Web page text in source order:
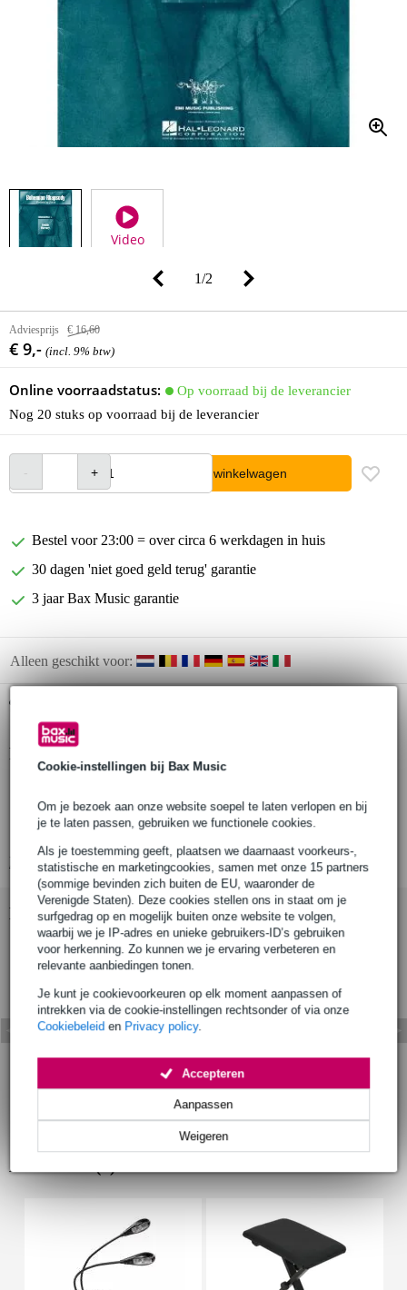
Cookie-instellingen bij Bax Music
Om je bezoek aan onze website soepel te laten verlopen en bij
je te laten passen, gebruiken we functionele cookies.
Als je toestemming geeft, plaatsen we daarnaast voorkeurs-,
statistische en marketingcookies, samen met onze 15 partners
(sommige bevinden zich buiten de EU, waaronder de
Verenigde Staten). Deze cookies stellen ons in staat om je
surfgedrag op en mogelijk buiten onze website te volgen,
waarbij we je IP-adres en unieke gebruikers-ID’s gebruiken
voor herkenning. Zo kunnen we je ervaring verbeteren en
relevante aanbiedingen tonen.
Je kunt je cookievoorkeuren op elk moment aanpassen of
intrekken via de cookie-instellingen rechtsonder of via onze
Cookiebeleid en Privacy policy.
Weigeren
Aanpassen
Accepteren
Video
1/2
Adviesprijs € 16,60
€ 9,- (incl. 9% btw)
Online voorraadstatus:
Op voorraad bij de leverancier
Nog 20 stuks op voorraad bij de leverancier
In winkelwagen
Bestel voor 23:00 = over circa 6 werkdagen in huis
30 dagen 'niet goed geld terug' garantie
3 jaar Bax Music garantie
Alleen geschikt voor:
Productinformatie
PVG (piano, zang, gitaar) bladmuziek
UPC: 073999533583
Bekijk alle productspecificaties
Bekijk ook eens (2)
Accessoires (6)